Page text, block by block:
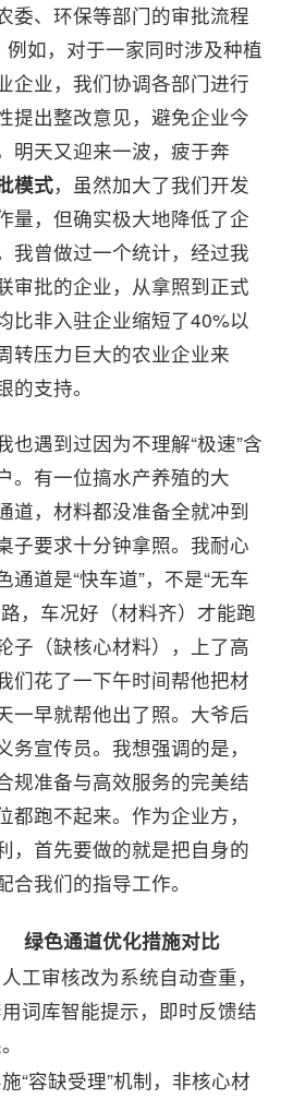
委、环保等部门的审批流程
例如，对于一家同时涉及种植
企业，我们协调各部门进行
提出整改意见，避免企业今
明天又迎来一波，疲于奔
模式，虽然加大了我们开发
量，但确实极大地降低了企
我曾做过一个统计，经过我
审批的企业，从拿照到正式
比非入驻企业缩短了40%以
转压力巨大的农业企业来
支持。
也遇到过因为不理解“极速”含
。有一位搞水产养殖的大
道，材料都没准备全就冲到
子要求十分钟拿照。我耐心
通道是“快车道”，不是“无车
，车况好（材料齐）才能跑
子（缺核心材料），上了高
们花了一下午时间帮他把材
一早就帮他出了照。大爷后
务宣传员。我想强调的是，
规准备与高效服务的完美结
都跑不起来。作为企业方，
，首先要做的就是把自身的
合我们的指导工作。
绿色通道优化措施对比
工审核改为系统自动查重，
词库智能提示，即时反馈结
“容缺受理”机制，非核心材